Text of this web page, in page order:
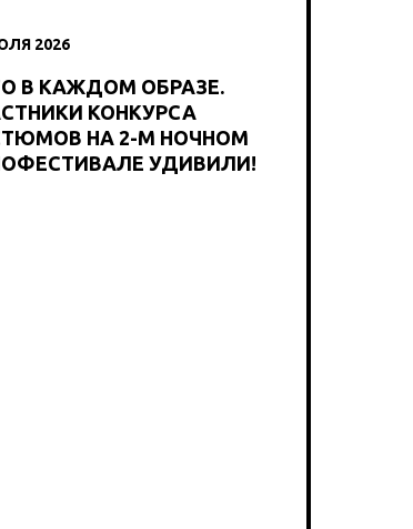
2026
В КАЖДОМ ОБРАЗЕ.
КОНКУРСА
НА 2-М НОЧНОМ
УДИВИЛИ!